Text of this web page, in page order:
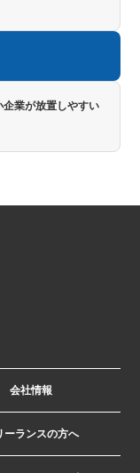
業が放置しやすい
会社情報
ーランスの方へ